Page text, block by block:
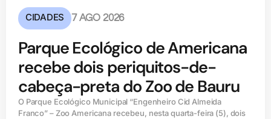
CIDADES 7 AGO 2026
Parque Ecológico de Americana
recebe dois periquitos-de-
cabeça-preta do Zoo de Bauru
O Parque Ecológico Municipal “Engenheiro Cid Almeida
Franco” – Zoo Americana recebeu, nesta quarta-feira (5), dois